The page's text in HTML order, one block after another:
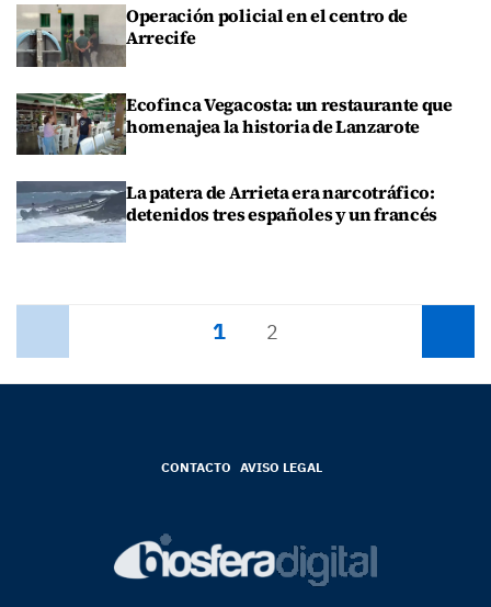
Operación policial en el centro de
Arrecife
Ecofinca Vegacosta: un restaurante que
homenajea la historia de Lanzarote
La patera de Arrieta era narcotráfico:
detenidos tres españoles y un francés
1 2
CONTACTO AVISO LEGAL